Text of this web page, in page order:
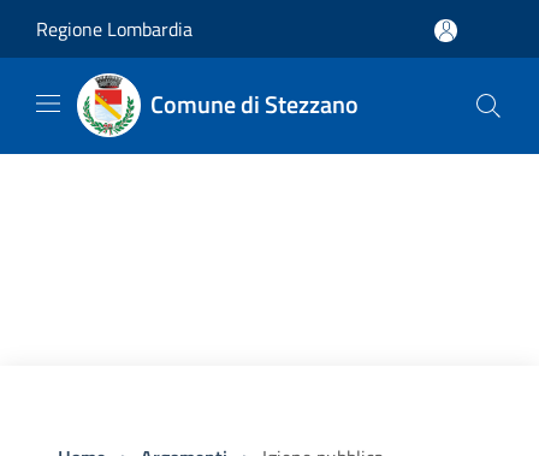
Regione Lombardia
Comune di Stezzano